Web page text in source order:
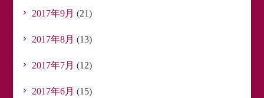
2017年9月 (21)
2017年8月 (13)
2017年7月 (12)
2017年6月 (15)